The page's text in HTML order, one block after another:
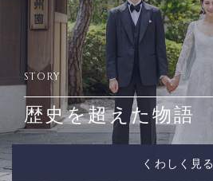
STORY
歴史を超えた物語
くわしく見る